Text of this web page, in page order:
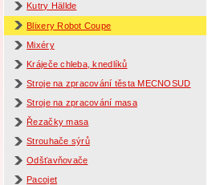
Kutry Hällde
Blixery Robot Coupe
Mixéry
Kráječe chleba, knedlíků
Stroje na zpracování těsta MECNOSUD
Stroje na zpracování masa
Řezačky masa
Strouhače sýrů
Odšťavňovače
Pacojet